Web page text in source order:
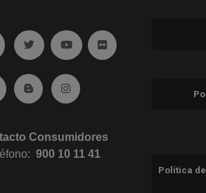
a facebook (abre en ventana nueva)
Ir a twitter (abre en ventana nueva)
Ir a YouTube (abre en
Ir a Flickr (abre en
a Linkedin (abre en ventana nueva)
Ir al Blog (abre en ventana nueva)
Ir a Instagram (abre en
Consumidores
900 10 11 41
Política